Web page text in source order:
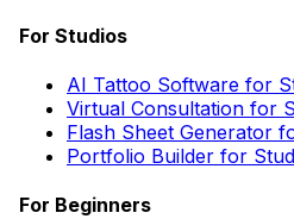
For Studios
AI Tattoo Software for
Virtual Consultation for
Flash Sheet Generator
Portfolio Builder for
For Beginners